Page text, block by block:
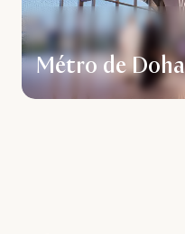
Métro de Doha